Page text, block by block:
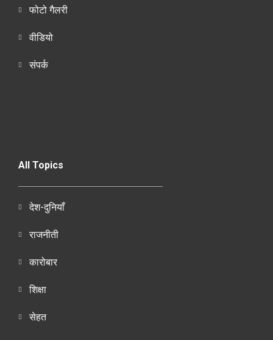
फोटो गैलरी
वीडियो
संपर्क
All Topics
देश-दुनियाँ
राजनीती
कारोबार
शिक्षा
सेहत